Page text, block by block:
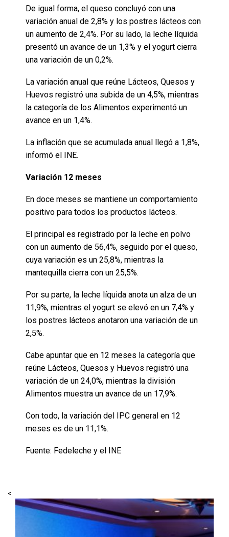
De igual forma, el queso concluyó con una
variación anual de 2,8% y los postres lácteos con
un aumento de 2,4%. Por su lado, la leche líquida
presentó un avance de un 1,3% y el yogurt cierra
una variación de un 0,2%.
La variación anual que reúne Lácteos, Quesos y
Huevos registró una subida de un 4,5%, mientras
la categoría de los Alimentos experimentó un
avance en un 1,4%.
La inflación que se acumulada anual llegó a 1,8%,
informó el INE.
Variación 12 meses
En doce meses se mantiene un comportamiento
positivo para todos los productos lácteos.
El principal es registrado por la leche en polvo
con un aumento de 56,4%, seguido por el queso,
cuya variación es un 25,8%, mientras la
mantequilla cierra con un 25,5%.
Por su parte, la leche líquida anota un alza de un
11,9%, mientras el yogurt se elevó en un 7,4% y
los postres lácteos anotaron una variación de un
2,5%.
Cabe apuntar que en 12 meses la categoría que
reúne Lácteos, Quesos y Huevos registró una
variación de un 24,0%, mientras la división
Alimentos muestra un avance de un 17,9%.
Con todo, la variación del IPC general en 12
meses es de un 11,1%.
Fuente: Fedeleche y el INE
<